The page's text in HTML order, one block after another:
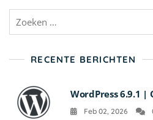
Zoeken
RECENTE BERICHTEN
WordPress 6.9.1 |
Feb 02, 2026